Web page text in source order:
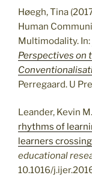
Høegh, Tina
Human
Multimodality. In:
Perspectives on
Perregaard. U
Leander, Kevin
rhythms of
learners
educational
10.1016/